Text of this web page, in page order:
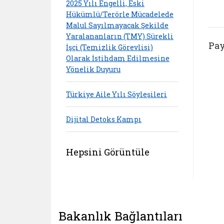
2025 Yılı Engelli, Eski
Hükümlü/Terörle Mücadelede
Malul Sayılmayacak Şekilde
Yaralananların (TMY) Sürekli
İşçi (Temizlik Görevlisi)
Olarak İstihdam Edilmesine
Yönelik Duyuru
Türkiye Aile Yılı Söyleşileri
Dijital Detoks Kampı
Hepsini Görüntüle
Bakanlık Bağlantıları